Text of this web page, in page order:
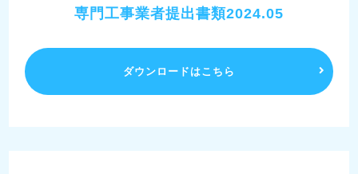
専門工事業者提出書類2024.05
ダウンロードはこちら